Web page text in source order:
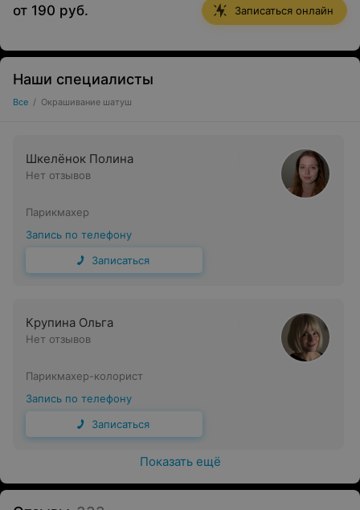
от 190 руб. Записаться онлайн
Наши специалисты
Все / Окрашивание шатуш
Шкелёнок Полина
Нет отзывов
Парикмахер
Запись по телефону
Записаться
Крупина Ольга
Нет отзывов
Парикмахер-колорист
Запись по телефону
Записаться
Показать ещё